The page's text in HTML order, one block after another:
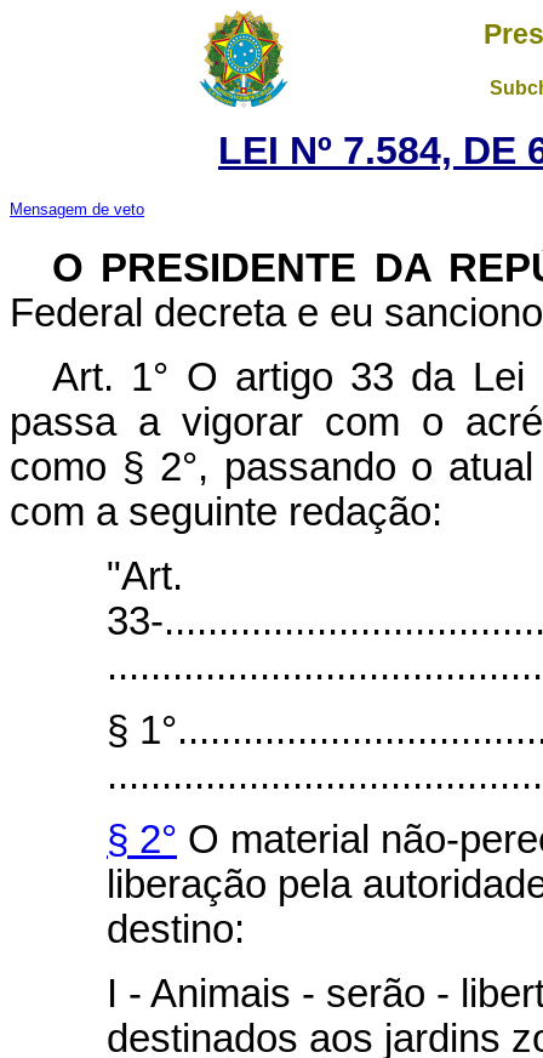
LEI Nº 7.584, DE
Mensagem de veto
O PRESIDENTE DA
Federal decreta e eu
Art. 1° O artigo 33 da Lei
passa a vigorar com o
como § 2°, passando o
com a seguinte redação:
"Art.
33-
§
§ 2° O material não-
liberação pela
destino:
I - Animais - serão -
destinados aos jardins